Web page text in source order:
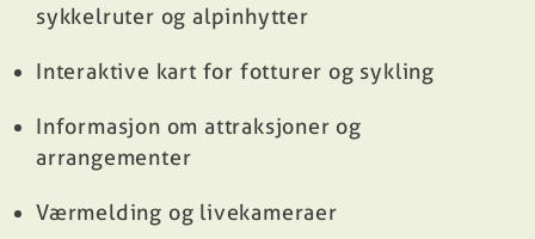
sykkelruter og alpinhytter
Interaktive kart for fotturer og sykling
Informasjon om attraksjoner og
arrangementer
Værmelding og livekameraer